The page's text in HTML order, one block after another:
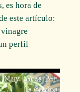
es hora de
este artículo:
perfil